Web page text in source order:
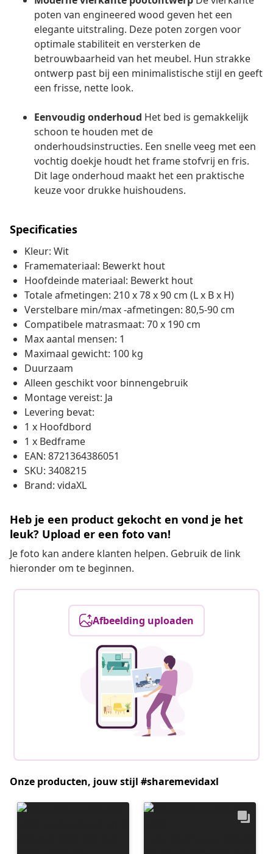
poten van engineered wood geven het een
elegante uitstraling. Deze poten zorgen voor
optimale stabiliteit en versterken de
betrouwbaarheid van het meubel. Hun strakke
ontwerp past bij een minimalistische stijl en geeft
een frisse, nette look.
Eenvoudig onderhoud Het bed is gemakkelijk
schoon te houden met de
onderhoudsinstructies. Een snelle veeg met een
vochtig doekje houdt het frame stofvrij en fris.
Dit lage onderhoud maakt het een praktische
keuze voor drukke huishoudens.
Specificaties
Kleur: Wit
Framemateriaal: Bewerkt hout
Hoofdeinde materiaal: Bewerkt hout
Totale afmetingen: 210 x 78 x 90 cm (L x B x H)
Verstelbare min/max -afmetingen: 80,5-90 cm
Compatibele matrasmaat: 70 x 190 cm
Max aantal mensen: 1
Maximaal gewicht: 100 kg
Duurzaam
Alleen geschikt voor binnengebruik
Montage vereist: Ja
Levering bevat:
1 x Hoofdbord
1 x Bedframe
EAN: 8721364386051
SKU: 3408215
Brand: vidaXL
Heb je een product gekocht en vond je het
leuk? Upload er een foto van!
Je foto kan andere klanten helpen. Gebruik de link
hieronder om te beginnen.
Afbeelding uploaden
Onze producten, jouw stijl #sharemevidaxl